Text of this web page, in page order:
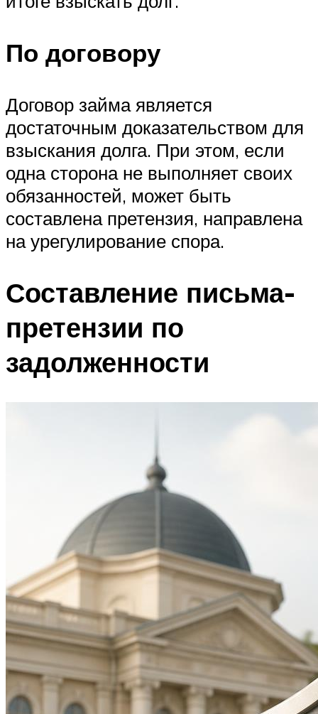
По договору
Договор займа является
достаточным доказательством для
взыскания долга. При этом, если
одна сторона не выполняет своих
обязанностей, может быть
составлена претензия, направлена
на урегулирование спора.
Составление письма-
претензии по
задолженности